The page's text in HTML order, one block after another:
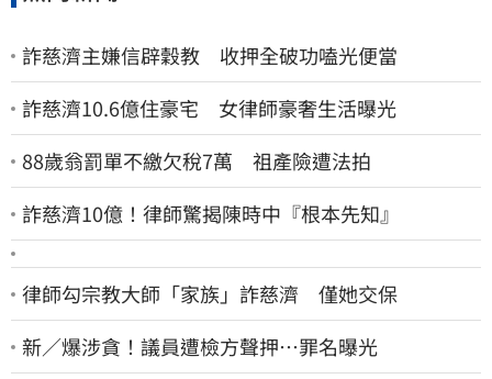
詐慈濟主嫌信辟穀教 收押全破功嗑光便當
詐慈濟10.6億住豪宅 女律師豪奢生活曝光
88歲翁罰單不繳欠稅7萬 祖產險遭法拍
詐慈濟10億！律師驚揭陳時中『根本先知』
律師勾宗教大師「家族」詐慈濟 僅她交保
新／爆涉貪！議員遭檢方聲押…罪名曝光